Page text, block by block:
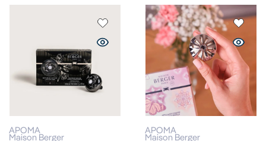
АРОМА
Maison Berger
АРОМА
Maison Berger